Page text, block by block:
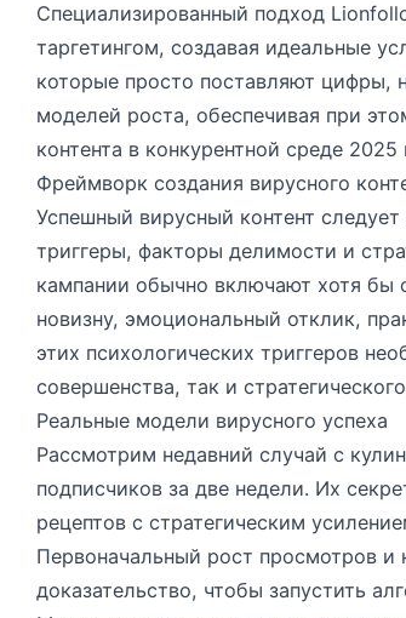
Специализированный подход
таргетингом, создавая идеальные
которые просто поставляют цифры,
моделей роста, обеспечивая при
контента в конкурентной среде 2025
Фреймворк создания вирусного
Успешный вирусный контент
триггеры, факторы делимости и
кампании обычно включают хотя бы
новизну, эмоциональный отклик,
этих психологических триггеров
совершенства, так и
Реальные модели вирусного успеха
Рассмотрим недавний случай с
подписчиков за две недели. Их
рецептов с стратегическим
Первоначальный рост просмотров
доказательство, чтобы запустить